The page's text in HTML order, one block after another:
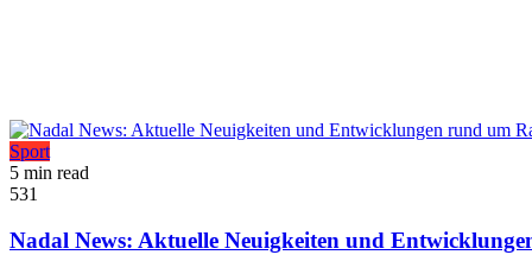
Sport
5 min read
531
Nadal News: Aktuelle Neuigkeiten und